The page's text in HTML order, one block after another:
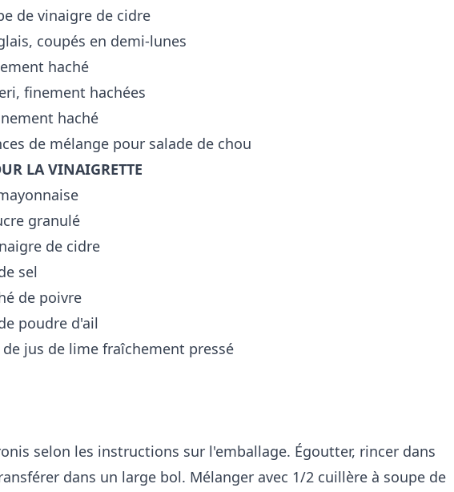
de vinaigre de cidre
coupés en demi-lunes
haché
finement hachées
haché
de mélange pour salade de chou
LA VINAIGRETTE
granulé
de cidre
sel
de poivre
poudre d'ail
jus de lime fraîchement pressé
selon les instructions sur l'emballage. Égoutter, rincer dans
dans un large bol. Mélanger avec 1/2 cuillère à soupe de